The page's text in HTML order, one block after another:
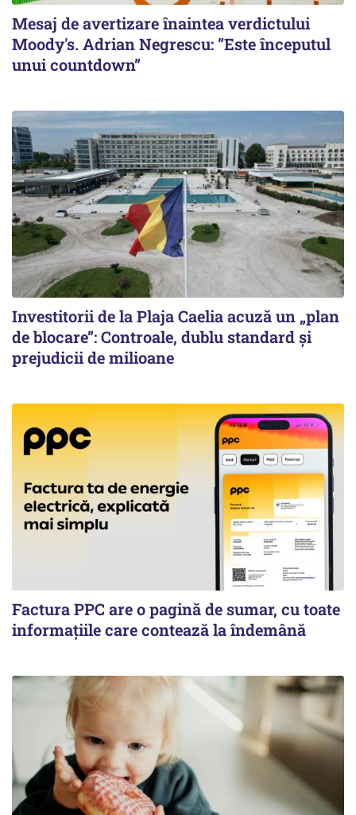
Mesaj de avertizare înaintea verdictului
Moody's. Adrian Negrescu: ”Este începutul
unui countdown”
Investitorii de la Plaja Caelia acuză un „plan
de blocare”: Controale, dublu standard și
prejudicii de milioane
Factura PPC are o pagină de sumar, cu toate
informațiile care contează la îndemână